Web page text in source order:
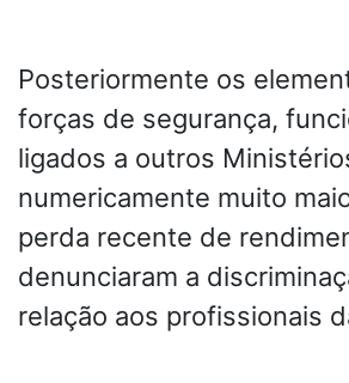
Posteriormente os
forças de segurança,
ligados a outros
numericamente muito
perda recente de
denunciaram a
relação aos profissionais